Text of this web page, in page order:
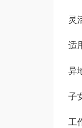
灵
适
异
子
工